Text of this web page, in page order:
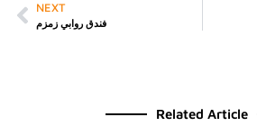
NEXT
فندق روابي زمزم
Related Article